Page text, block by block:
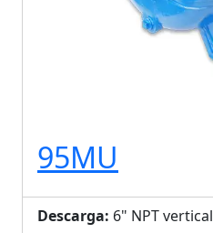
95MU
Descarga: 6" NPT vertical